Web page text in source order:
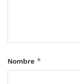
Nombre *